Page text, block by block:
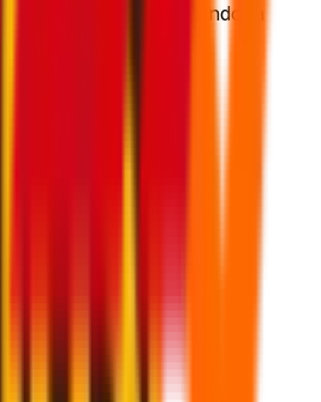
globali quando la
soluzioni